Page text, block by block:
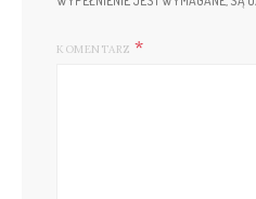
KOMENTARZ